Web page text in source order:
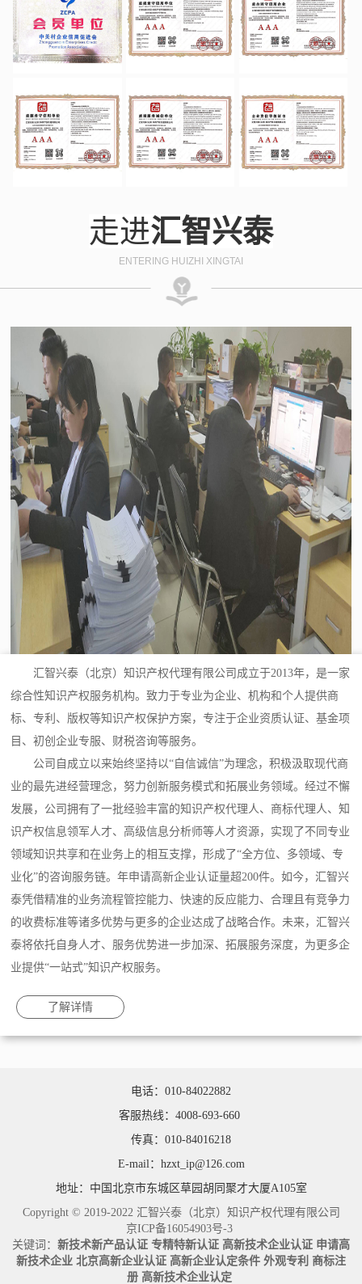
走进汇智兴泰
ENTERING HUIZHI XINGTAI
汇智兴泰（北京）知识产权代理有限公司成立于2013年，是一家
综合性知识产权服务机构。致力于专业为企业、机构和个人提供商
标、专利、版权等知识产权保护方案，专注于企业资质认证、基金项
目、初创企业专服、财税咨询等服务。
公司自成立以来始终坚持以“自信诚信”为理念，积极汲取现代商
业的最先进经营理念，努力创新服务模式和拓展业务领域。经过不懈
发展，公司拥有了一批经验丰富的知识产权代理人、商标代理人、知
识产权信息领军人才、高级信息分析师等人才资源，实现了不同专业
领域知识共享和在业务上的相互支撑，形成了“全方位、多领域、专
业化”的咨询服务链。年申请高新企业认证量超200件。如今，汇智兴
泰凭借精准的业务流程管控能力、快速的反应能力、合理且有竞争力
的收费标准等诸多优势与更多的企业达成了战略合作。未来，汇智兴
泰将依托自身人才、服务优势进一步加深、拓展服务深度，为更多企
业提供“一站式”知识产权服务。
了解详情
电话：010-84022882
客服热线：4008-693-660
传真：010-84016218
E-mail：hzxt_ip@126.com
地址：中国北京市东城区草园胡同聚才大厦A105室
Copyright © 2019-2022 汇智兴泰（北京）知识产权代理有限公司
京ICP备16054903号-3
关键词： 新技术新产品认证 专精特新认证 高新技术企业认证 申请高
新技术企业 北京高新企业认证 高新企业认定条件 外观专利 商标注
册 高新技术企业认定